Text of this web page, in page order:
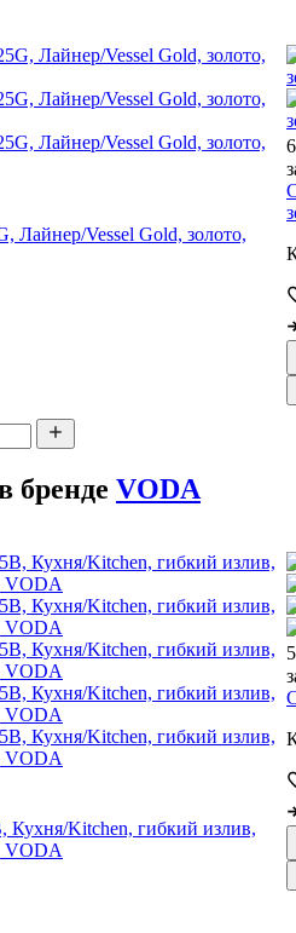
Лайнер/Vessel Gold, золото,
бренде VODA
Кухня/Kitchen, гибкий излив,
VODA